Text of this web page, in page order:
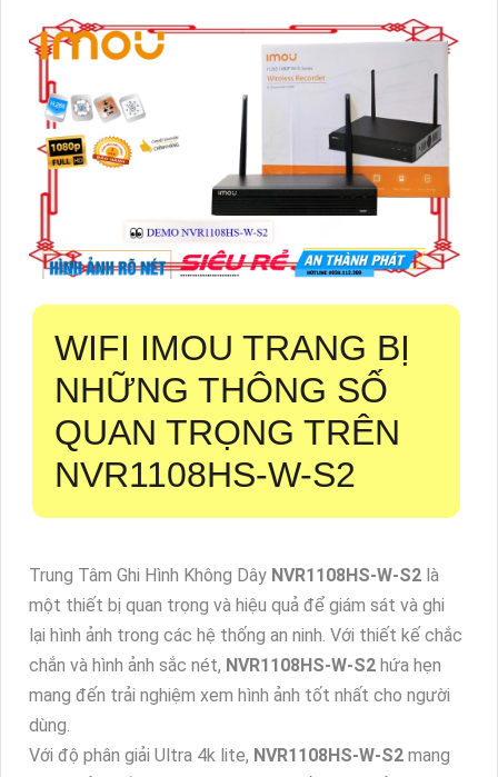
WIFI IMOU TRANG BỊ
NHỮNG THÔNG SỐ
QUAN TRỌNG TRÊN
NVR1108HS-W-S2
Trung Tâm Ghi Hình Không Dây NVR1108HS-W-S2 là
một thiết bị quan trọng và hiệu quả để giám sát và ghi
lại hình ảnh trong các hệ thống an ninh. Với thiết kế chắc
chắn và hình ảnh sắc nét, NVR1108HS-W-S2 hứa hẹn
mang đến trải nghiệm xem hình ảnh tốt nhất cho người
dùng.
Với độ phân giải Ultra 4k lite, NVR1108HS-W-S2 mang